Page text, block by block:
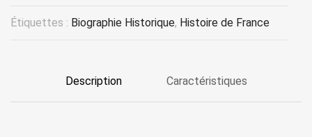
Étiquettes : Biographie Historique, Histoire de France
Description Caractéristiques